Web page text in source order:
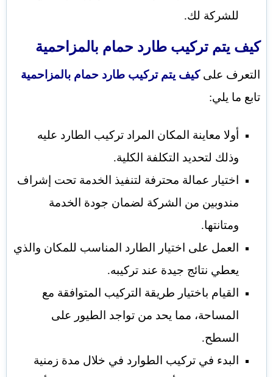
للشركة لك.
كيف يتم تركيب طارد حمام بالمزاحمية
التعرف علىكيف يتم تركيب طارد حمام بالمزاحمية
تابع ما يلي:
أولا معاينة المكان المراد تركيب الطارد عليه
وذلك لتحديد التكلفة الكلية.
اختيار عمالة محترفة لتنفيذ الخدمة تحت إشراف
مندوبين من الشركة لضمان جودة الخدمة
ومتانتها.
العمل على اختيار الطارد المناسب للمكان والذي
يعطي نتائج جيدة عند تركيبه.
القيام باختيار طريقة التركيب المتوافقة مع
المساحة، مما يحد من تواجد الطيور على
السطح.
البدء في تركيب الطوارد في خلال مدة زمنية